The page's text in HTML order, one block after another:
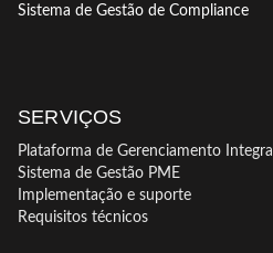
Sistema de Gestão de Compliance
SERVIÇOS
Plataforma de Gerenciamento Integral
Sistema de Gestão PME
Implementação e suporte
Requisitos técnicos